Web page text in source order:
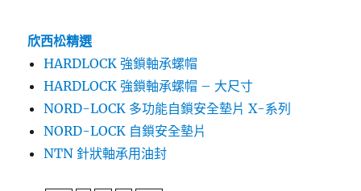
欣西松精選
HARDLOCK 強鎖軸承螺帽
HARDLOCK 強鎖軸承螺帽 – 大尺寸
NORD-LOCK 多功能自鎖安全墊片 X-系列
NORD-LOCK 自鎖安全墊片
NTN 針狀軸承用油封